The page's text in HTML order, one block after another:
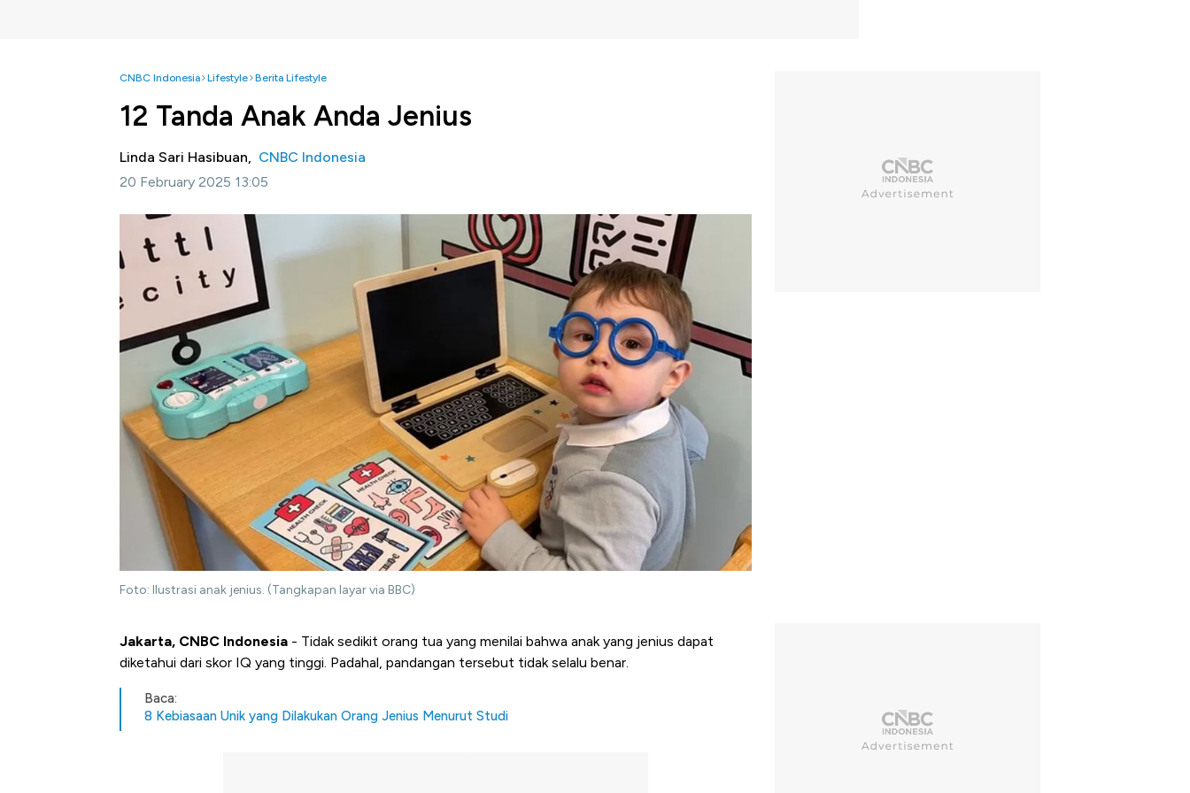
CNBC Indonesia Lifestyle Berita Lifestyle
12 Tanda Anak Anda Jenius
Linda Sari Hasibuan, CNBC Indonesia
20 February 2025 13:05
Foto: Ilustrasi anak jenius. (Tangkapan layar via BBC)
Jakarta, CNBC Indonesia - Tidak sedikit orang tua yang menilai bahwa anak yang jenius dapat
diketahui dari skor IQ yang tinggi. Padahal, pandangan tersebut tidak selalu benar.
Baca:
8 Kebiasaan Unik yang Dilakukan Orang Jenius Menurut Studi